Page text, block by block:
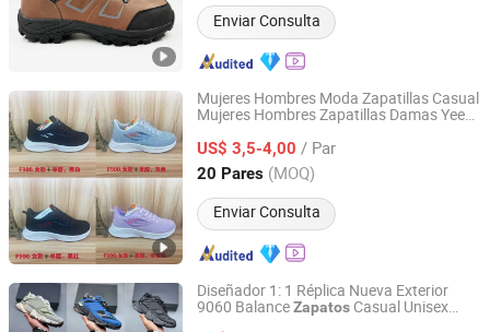
Enviar Consulta
Mujeres Hombres Moda Zapatillas Casual
Mujeres Hombres Zapatillas Damas Yeezy
Personalizada Zapatillas Deportivas
US$ 3,5-4,00 / Par
20 Pares (MOQ)
Enviar Consulta
GUANGZHOU ZUTA IMPORT AND EXPORT TRADING CO.,
LTD.
Guangdong, China
Diseñador 1: 1 Réplica Nueva Exterior
9060 BalanceZapatos Casual Unisex
Quanzhou Fengze District Yiqu Trading Co., Ltd.